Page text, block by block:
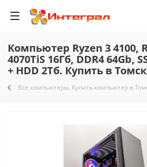
Компьютер Ryzen 3 4100,
4070TiS 16Гб, DDR4 64Gb,
+ HDD 2Тб. Купить в
Все компьютеры. Купить компьютер в